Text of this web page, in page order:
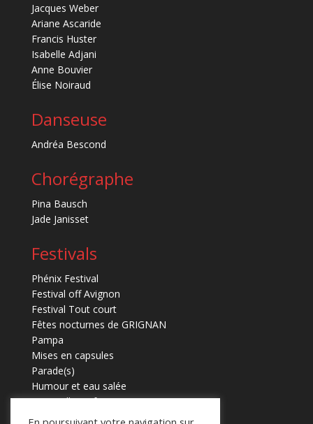
Jacques Weber
Ariane Ascaride
Francis Huster
Isabelle Adjani
Anne Bouvier
Élise Noiraud
Danseuse
Andréa Bescond
Chorégraphe
Pina Bausch
Jade Janisset
Festivals
Phénix Festival
Festival off Avignon
Festival Tout court
Fêtes nocturnes de GRIGNAN
Pampa
Mises en capsules
Parade(s)
Humour et eau salée
Marmaille en fugues